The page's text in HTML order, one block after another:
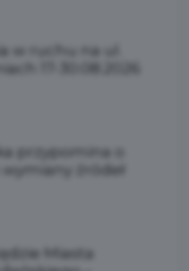
w ruchu na ul.
17-30.08.2026
przypomina o
źródeł
Miasta